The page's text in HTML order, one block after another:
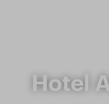
Hotel